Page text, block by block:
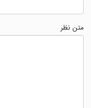
متن نظر